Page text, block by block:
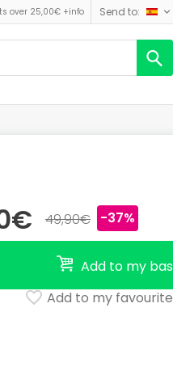
over 25,00€ +info send to:
49,90€ -37%
Add to my
Add to my